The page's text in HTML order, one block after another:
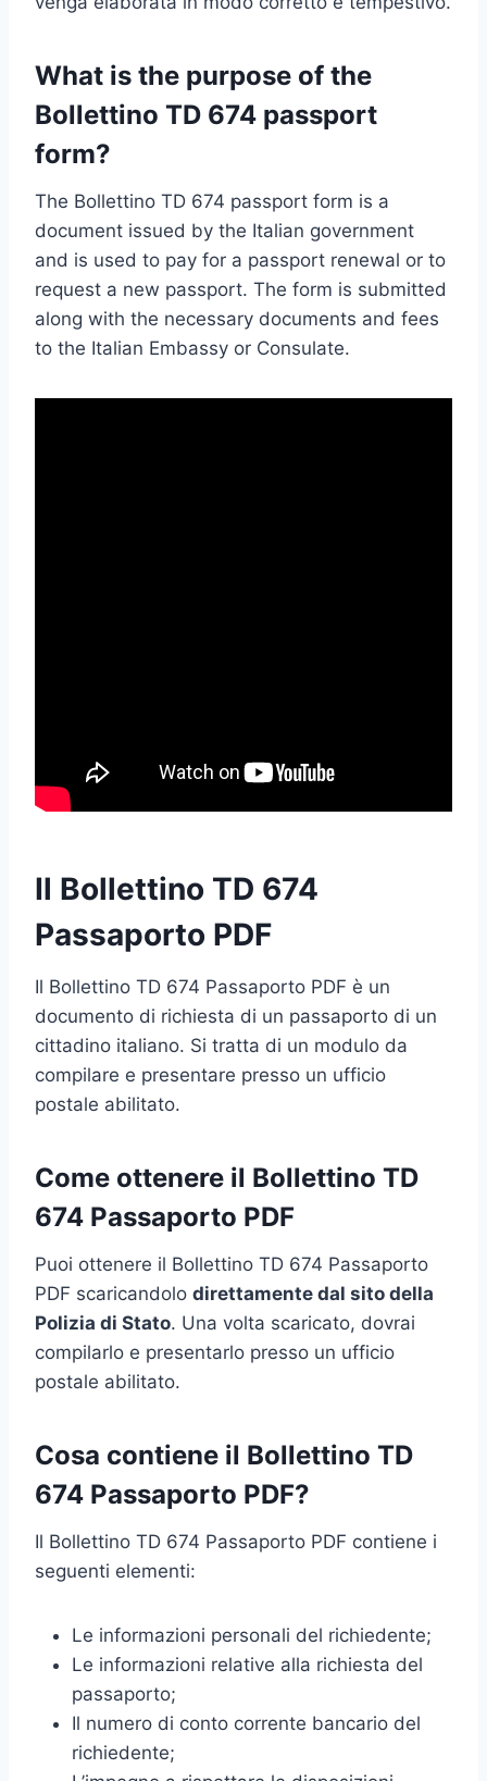
What is the purpose of the
Bollettino TD 674 passport
form?
The Bollettino TD 674 passport form is a
document issued by the Italian government
and is used to pay for a passport renewal or to
request a new passport. The form is submitted
along with the necessary documents and fees
to the Italian Embassy or Consulate.
Il Bollettino TD 674
Passaporto PDF
Il Bollettino TD 674 Passaporto PDF è un
documento di richiesta di un passaporto di un
cittadino italiano. Si tratta di un modulo da
compilare e presentare presso un ufficio
postale abilitato.
Come ottenere il Bollettino TD
674 Passaporto PDF
Puoi ottenere il Bollettino TD 674 Passaporto
PDF scaricandolo direttamente dal sito della
Polizia di Stato. Una volta scaricato, dovrai
compilarlo e presentarlo presso un ufficio
postale abilitato.
Cosa contiene il Bollettino TD
674 Passaporto PDF?
Il Bollettino TD 674 Passaporto PDF contiene i
seguenti elementi:
Le informazioni personali del richiedente;
Le informazioni relative alla richiesta del
passaporto;
Il numero di conto corrente bancario del
richiedente;